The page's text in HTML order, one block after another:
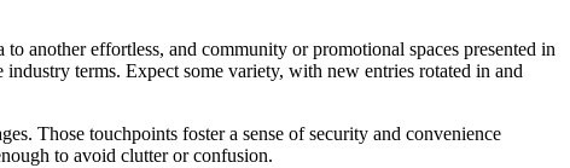
another effortless, and community or promotional spaces presented in
terms. Expect some variety, with new entries rotated in and
Those touchpoints foster a sense of security and convenience
to avoid clutter or confusion.